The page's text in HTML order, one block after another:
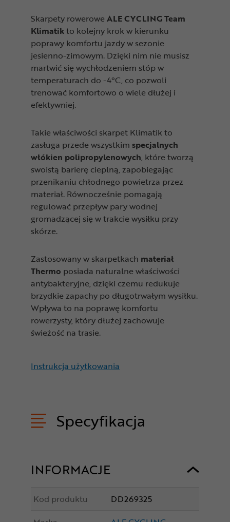
Skarpety rowerowe ALE CYCLING Team
Klimatikto kolejny krok w kierunku
poprawy komfortu jazdy w sezonie
jesienno-zimowym. Dzięki nim nie musisz
martwić się wychłodzeniem stóp w
temperaturach do -4°C, co pozwoli
trenować komfortowo o wiele dłużej i
efektywniej.
Takie właściwości skarpet Klimatik to
zasługa przede wszystkim specjalnych
włókien polipropylenowych, które tworzą
swoistą barierę cieplną, zapobiegając
przenikaniu chłodnego powietrza przez
materiał. Równocześnie pomagają
regulować przepływ pary wodnej
gromadzącej się w trakcie wysiłku przy
skórze.
Zastosowany w skarpetkach materiał
Thermo posiada naturalne właściwości
antybakteryjne, dzięki czemu redukuje
brzydkie zapachy po długotrwałym wysiłku.
Wpływa to na poprawę komfortu
rowerzysty, który dłużej zachowuje
świeżość na trasie.
Instrukcja użytkowania
Specyfikacja
INFORMACJE
Kod produktu
DD269325